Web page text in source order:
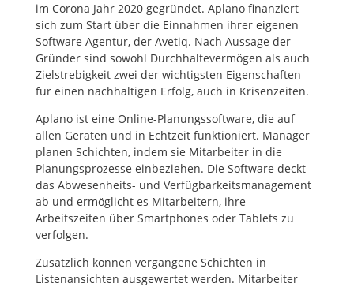
im Corona Jahr 2020 gegründet. Aplano finanziert
sich zum Start über die Einnahmen ihrer eigenen
Software Agentur, der Avetiq. Nach Aussage der
Gründer sind sowohl Durchhaltevermögen als auch
Zielstrebigkeit zwei der wichtigsten Eigenschaften
für einen nachhaltigen Erfolg, auch in Krisenzeiten.
Aplano ist eine Online-Planungssoftware, die auf
allen Geräten und in Echtzeit funktioniert. Manager
planen Schichten, indem sie Mitarbeiter in die
Planungsprozesse einbeziehen. Die Software deckt
das Abwesenheits- und Verfügbarkeitsmanagement
ab und ermöglicht es Mitarbeitern, ihre
Arbeitszeiten über Smartphones oder Tablets zu
verfolgen.
Zusätzlich können vergangene Schichten in
Listenansichten ausgewertet werden. Mitarbeiter